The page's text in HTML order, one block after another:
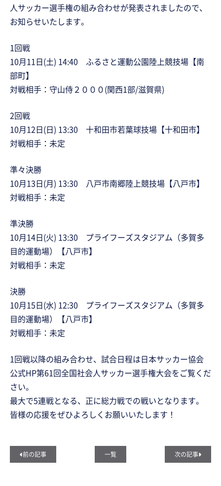
人サッカー選手権の組み合わせが発表されましたので、
お知らせいたします。
1回戦
10月11日(土) 14:40 ふるさと運動公園陸上競技場【南
部町】
対戦相手：守山侍２０００(関西1部/滋賀県)
2回戦
10月12日(日) 13:30 十和田市若葉球技場【十和田市】
対戦相手：未定
準々決勝
10月13日(月) 13:30 八戸市南郷陸上競技場【八戸市】
対戦相手：未定
準決勝
10月14日(火) 13:30 プライフーズスタジアム（多賀多
目的運動場）【八戸市】
対戦相手：未定
決勝
10月15日(水) 12:30 プライフーズスタジアム（多賀多
目的運動場）【八戸市】
対戦相手：未定
1回戦以降の組み合わせ、試合日程は日本サッカー協会
公式HP第61回全国社会人サッカー選手権大会をご覧くだ
さい。
最大で5連戦となる、正に総力戦での戦いとなります。
皆様の応援をぜひよろしくお願いいたします！
前の記事 一覧 次の記事